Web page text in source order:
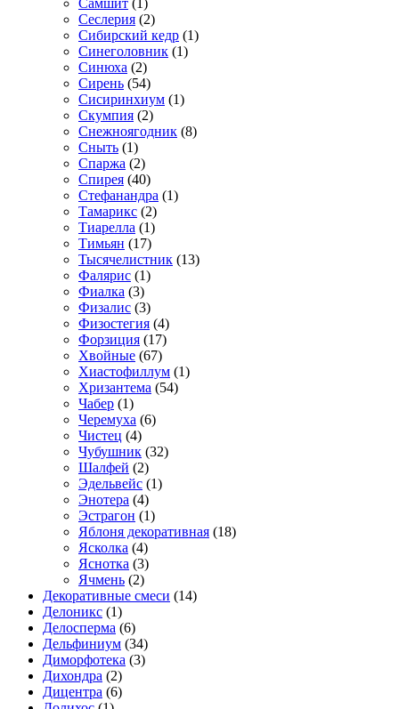
Самшит (1)
Сеслерия (2)
Сибирский кедр (1)
Синеголовник (1)
Синюха (2)
Сирень (54)
Сисиринхиум (1)
Скумпия (2)
Снежноягодник (8)
Сныть (1)
Спаржа (2)
Спирея (40)
Стефанандра (1)
Тамарикс (2)
Тиарелла (1)
Тимьян (17)
Тысячелистник (13)
Фалярис (1)
Фиалка (3)
Физалис (3)
Физостегия (4)
Форзиция (17)
Хвойные (67)
Хиастофиллум (1)
Хризантема (54)
Чабер (1)
Черемуха (6)
Чистец (4)
Чубушник (32)
Шалфей (2)
Эдельвейс (1)
Энотера (4)
Эстрагон (1)
Яблоня декоративная (18)
Ясколка (4)
Яснотка (3)
Ячмень (2)
Декоративные смеси (14)
Делоникс (1)
Делосперма (6)
Дельфиниум (34)
Диморфотека (3)
Дихондра (2)
Дицентра (6)